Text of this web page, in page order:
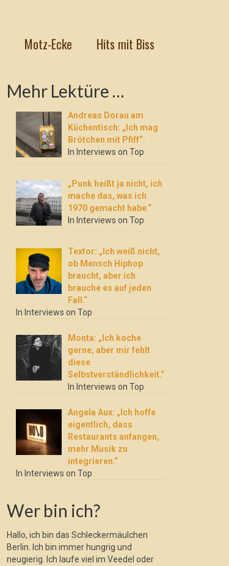
Motz-Ecke Hits mit Biss
Mehr Lektüre …
Andreas Dorau am
Küchentisch: „Ich mag
Brötchen mit Pfiff“.
In Interviews on Top
„Punk heißt ja nicht, ich
mache das, was ich
1970 gemacht habe.“
In Interviews on Top
Textor: „Ich weiß nicht,
ob Mensch Hiphop
braucht, aber ich
brauche es auf jeden
Fall.“
In Interviews on Top
Monta: „Ich koche
gerne, aber mir fehlt
diese
Selbstverständlichkeit.“
In Interviews on Top
Angela Aux: „Ich hoffe
eigentlich, dass
Restaurants anfangen,
mehr Musik zu
integrieren.“
In Interviews on Top
Wer bin ich?
Hallo, ich bin das Schleckermäulchen
Berlin. Ich bin immer hungrig und
neugierig. Ich laufe viel im Veedel oder